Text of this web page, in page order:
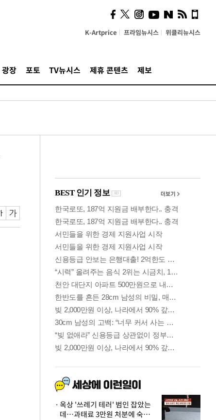
K-Artprice 프라임뉴시스 위클리뉴시스
광장 포토 TV뉴시스 제휴 콘텐츠 제보
의견, 국토부·LH에 충실히
전달할 것"
옥상 '쓰레기 테러' 범인 잡았는
데…과태료 3만원 처분에 숙박업